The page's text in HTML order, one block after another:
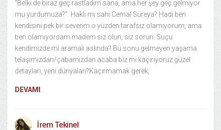
“Belki de biraz geç rastladım sana, ama her şey geç gelmiyor
mu yurdumuza?” Haklı mı sahi Cemal Süreya? Hadi ben
kendisini pek bir severim o yüzden tarafsız olamıyorum, ama
ben olamıyorsam madem siz olun, siz sorun. Suçu
kendimizde mi aramalı aslında? Bu sonu gelmeyen yaşama
telaşımızdan/çabamızdan acaba biz mi kaçırıyoruz güzel
detayları, yeni dünyaları?Kaçırmamak gerek,
DEVAMI
İrem Tekinel